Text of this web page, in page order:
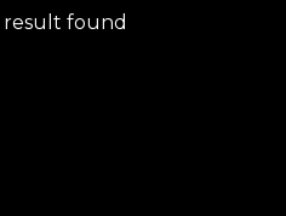
result found